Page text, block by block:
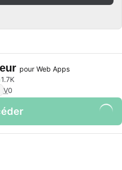
pour Web Apps
1.7K
V0